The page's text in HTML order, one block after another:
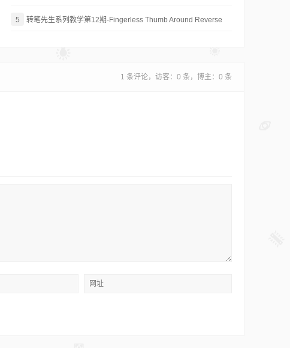
5 转笔先生系列教学第12期-Fingerless Thumb Around Reverse
1 条评论，访客：0 条，博主：0 条